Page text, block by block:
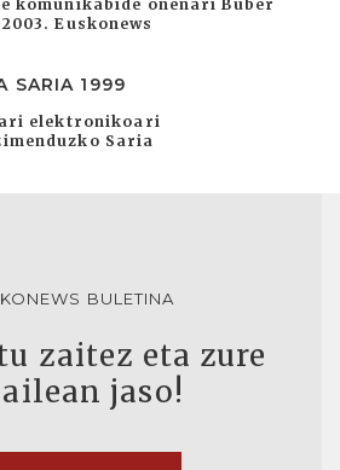
komunikabide onenari Buber
Euskonews
SARIA 1999
elektronikoari
Saria
BULETINA
zaitez eta zure
jaso!